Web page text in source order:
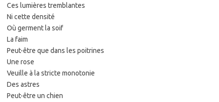
Ces lumières tremblantes
Ni cette densité
Où germent la soif
La faim
Peut-être que dans les poitrines
Une rose
Veuille à la stricte monotonie
Des astres
Peut-être un chien